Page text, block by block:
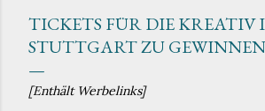
TICKETS FÜR DIE KREATIV
STUTTGART ZU GEWINNEN
[Enthält Werbelinks]